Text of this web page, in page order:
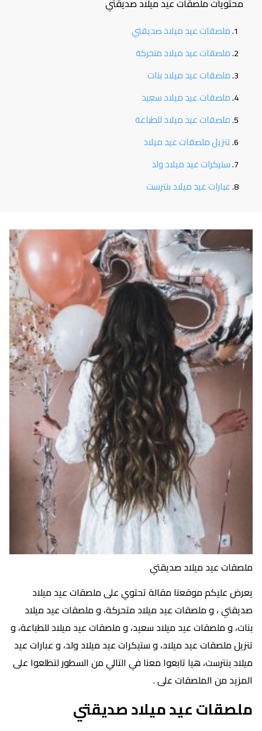
محتويات ملصقات عيد ميلاد صديقتي
ملصقات عيد ميلاد صديقتي
ملصقات عيد ميلاد متحركة
ملصقات عيد ميلاد بنات
ملصقات عيد ميلاد سعيد
ملصقات عيد ميلاد للطباعة
تنزيل ملصقات عيد ميلاد
ستيكرات عيد ميلاد ولد
عبارات عيد ميلاد بنترست
ملصقات عيد ميلاد صديقتي
يعرض عليكم موقعنا مقالة تحتوي على ملصقات عيد ميلاد
صديقتي ، و ملصقات عيد ميلاد متحركة، و ملصقات عيد ميلاد
بنات، و ملصقات عيد ميلاد سعيد، و ملصقات عيد ميلاد للطباعة، و
تنزيل ملصقات عيد ميلاد، و ستيكرات عيد ميلاد ولد، و عبارات عيد
ميلاد بنترست، هيا تابعوا معنا في التالي من السطور لتطلعوا على
المزيد من الملصقات على .
ملصقات عيد ميلاد صديقتي